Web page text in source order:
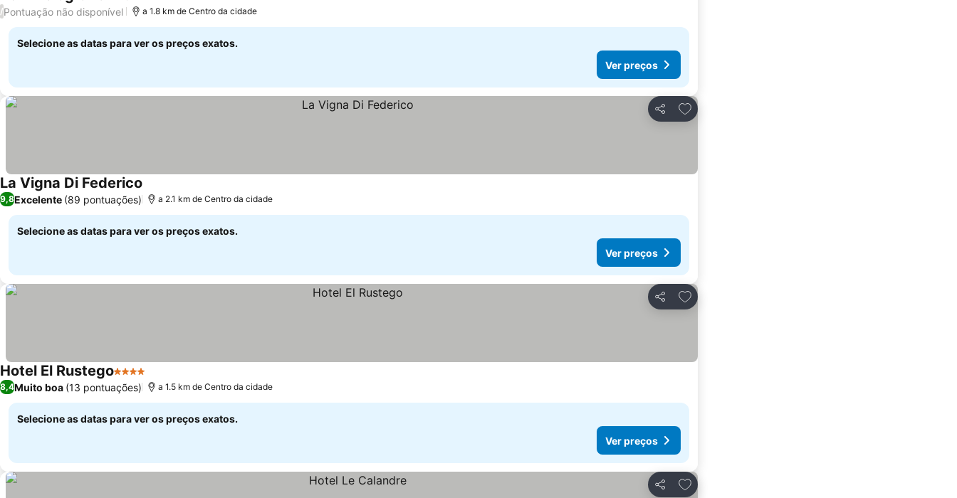
Ver preços
/Pontuação não disponível a 1.8 km de Centro da cidade
Selecione as datas para ver os preços exatos.
Ver preços
Partilhar
Adicionar aos favoritos
La Vigna Di Federico Ver preços
9,8Excelente (89 pontuações) a 2.1 km de Centro da cidade
Selecione as datas para ver os preços exatos.
Ver preços
Partilhar
Adicionar aos favoritos
Hotel El Rustego4 EstrelasVer preços
8,4Muito boa (13 pontuações) a 1.5 km de Centro da cidade
Selecione as datas para ver os preços exatos.
Ver preços
Partilhar
Adicionar aos favoritos